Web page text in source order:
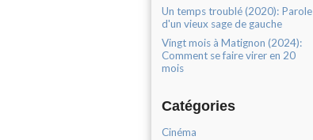
Un temps troublé (2020): Parole
d'un vieux sage de gauche
Vingt mois à Matignon (2024):
Comment se faire virer en 20
mois
Catégories
Cinéma